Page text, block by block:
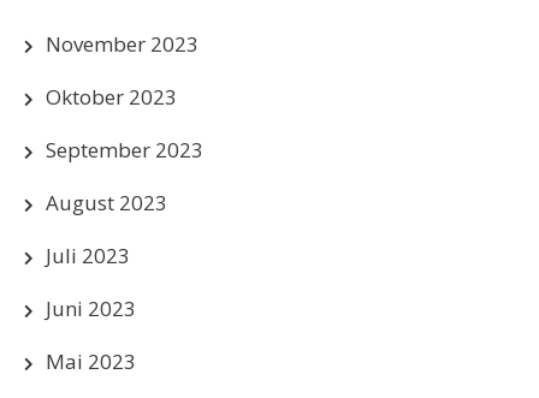
November 2023
Oktober 2023
September 2023
August 2023
Juli 2023
Juni 2023
Mai 2023